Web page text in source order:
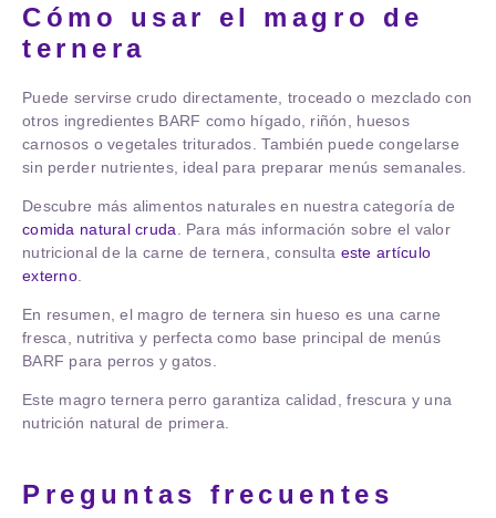
Cómo usar el magro de
ternera
Puede servirse crudo directamente, troceado o mezclado con
otros ingredientes BARF como hígado, riñón, huesos
carnosos o vegetales triturados. También puede congelarse
sin perder nutrientes, ideal para preparar menús semanales.
Descubre más alimentos naturales en nuestra categoría de
comida natural cruda. Para más información sobre el valor
nutricional de la carne de ternera, consulta este artículo
externo.
En resumen, el magro de ternera sin hueso es una carne
fresca, nutritiva y perfecta como base principal de menús
BARF para perros y gatos.
Este magro ternera perro garantiza calidad, frescura y una
nutrición natural de primera.
Preguntas frecuentes